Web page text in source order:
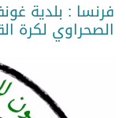
فرنسا : بلدية
الصحراوي لكرة